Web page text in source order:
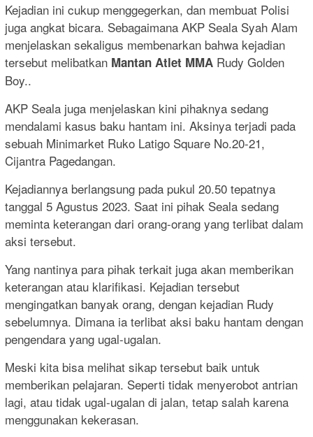
Kejadian ini cukup menggegerkan, dan membuat Polisi
juga angkat bicara. Sebagaimana AKP Seala Syah Alam
menjelaskan sekaligus membenarkan bahwa kejadian
tersebut melibatkan Mantan Atlet MMA Rudy Golden
Boy..
AKP Seala juga menjelaskan kini pihaknya sedang
mendalami kasus baku hantam ini. Aksinya terjadi pada
sebuah Minimarket Ruko Latigo Square No.20-21,
Cijantra Pagedangan.
Kejadiannya berlangsung pada pukul 20.50 tepatnya
tanggal 5 Agustus 2023. Saat ini pihak Seala sedang
meminta keterangan dari orang-orang yang terlibat dalam
aksi tersebut.
Yang nantinya para pihak terkait juga akan memberikan
keterangan atau klarifikasi. Kejadian tersebut
mengingatkan banyak orang, dengan kejadian Rudy
sebelumnya. Dimana ia terlibat aksi baku hantam dengan
pengendara yang ugal-ugalan.
Meski kita bisa melihat sikap tersebut baik untuk
memberikan pelajaran. Seperti tidak menyerobot antrian
lagi, atau tidak ugal-ugalan di jalan, tetap salah karena
menggunakan kekerasan.